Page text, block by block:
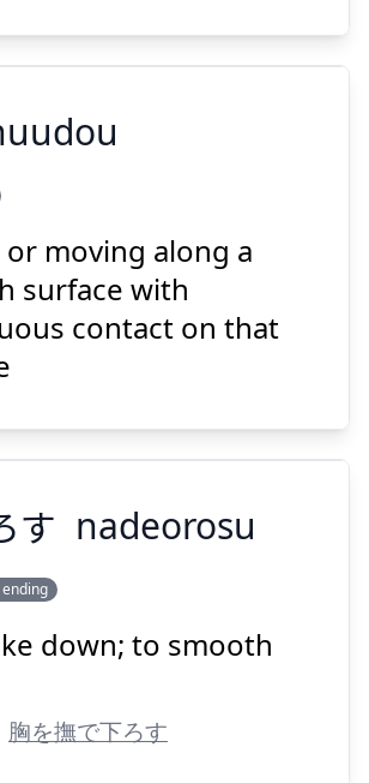
摺
動
しゅう
どう
moving along a
surface with
contact on that
な
お
す nadeorosu
down; to smooth
胸を撫で下ろす